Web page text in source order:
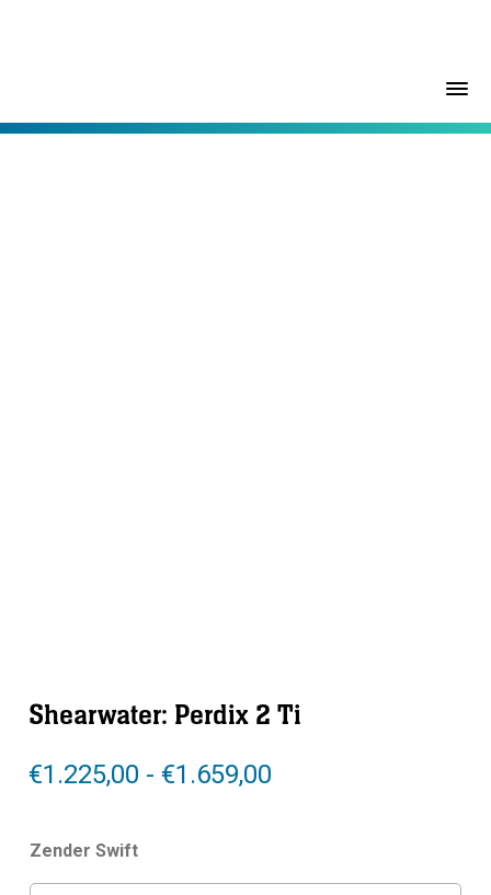
Shearwater: Perdix 2 Ti
€1.225,00 - €1.659,00
Zender Swift